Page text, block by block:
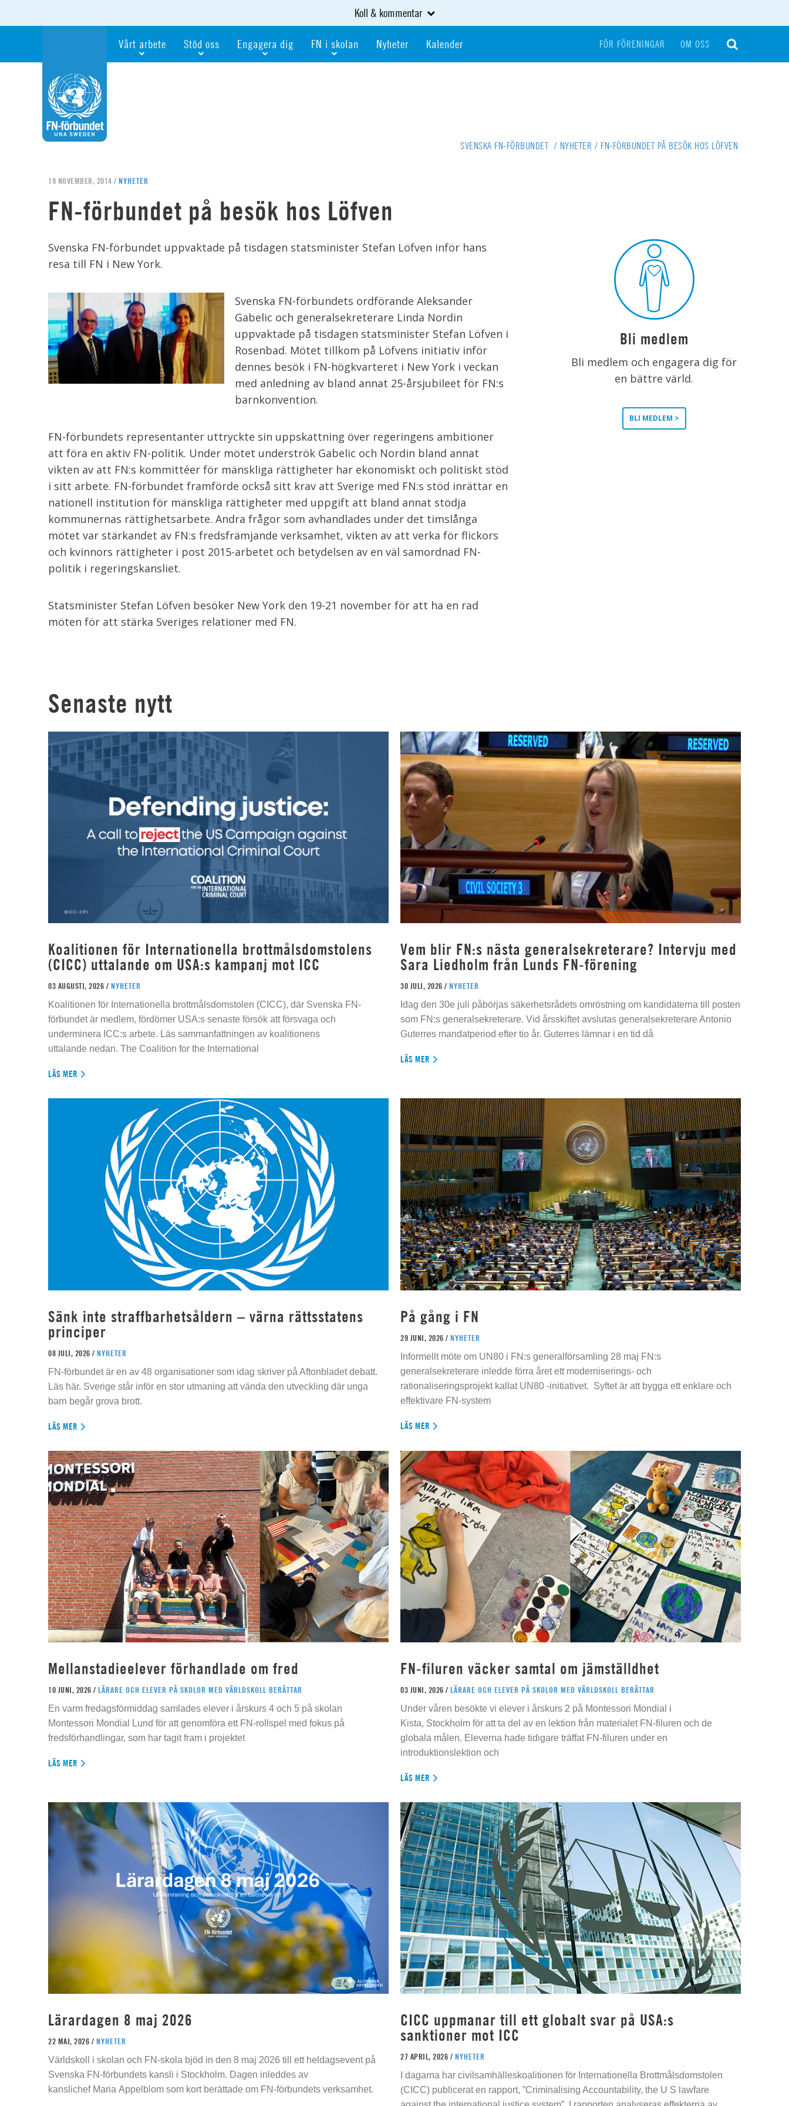
Koll & kommentar
Vårt arbete Stöd oss Engagera dig FN i skolan Nyheter Kalender FÖR FÖRENINGAR OM OSS
SVENSKA FN-FÖRBUNDET / NYHETER / FN-FÖRBUNDET PÅ BESÖK HOS LÖFVEN
19 NOVEMBER, 2014 / NYHETER
FN-förbundet på besök hos Löfven
Svenska FN-förbundet uppvaktade på tisdagen statsminister Stefan Löfven inför hans
resa till FN i New York.
Svenska FN-förbundets ordförande Aleksander
Gabelic och generalsekreterare Linda Nordin
uppvaktade på tisdagen statsminister Stefan Löfven i
Rosenbad. Mötet tillkom på Löfvens initiativ inför
dennes besök i FN-högkvarteret i New York i veckan
med anledning av bland annat 25-årsjubileet för FN:s
barnkonvention.
FN-förbundets representanter uttryckte sin uppskattning över regeringens ambitioner
att föra en aktiv FN-politik. Under mötet underströk Gabelic och Nordin bland annat
vikten av att FN:s kommittéer för mänskliga rättigheter har ekonomiskt och politiskt stöd
i sitt arbete. FN-förbundet framförde också sitt krav att Sverige med FN:s stöd inrättar en
nationell institution för mänskliga rättigheter med uppgift att bland annat stödja
kommunernas rättighetsarbete. Andra frågor som avhandlades under det timslånga
mötet var stärkandet av FN:s fredsfrämjande verksamhet, vikten av att verka för flickors
och kvinnors rättigheter i post 2015-arbetet och betydelsen av en väl samordnad FN-
politik i regeringskansliet.
Statsminister Stefan Löfven besöker New York den 19-21 november för att ha en rad
möten för att stärka Sveriges relationer med FN.
Bli medlem
Bli medlem och engagera dig för
en bättre värld.
BLI MEDLEM >
Senaste nytt
Koalitionen för Internationella brottmålsdomstolens
(CICC) uttalande om USA:s kampanj mot ICC
03 AUGUSTI, 2026 / NYHETER
Koalitionen för Internationella brottmålsdomstolen (CICC), där Svenska FN-
förbundet är medlem, fördömer USA:s senaste försök att försvaga och
underminera ICC:s arbete. Läs sammanfattningen av koalitionens
uttalande nedan. The Coalition for the International
LÄS MER
Vem blir FN:s nästa generalsekreterare? Intervju med
Sara Liedholm från Lunds FN-förening
30 JULI, 2026 / NYHETER
Idag den 30e juli påbörjas säkerhetsrådets omröstning om kandidaterna till posten
som FN:s generalsekreterare. Vid årsskiftet avslutas generalsekreterare Antonio
Guterres mandatperiod efter tio år. Guterres lämnar i en tid då
LÄS MER
Sänk inte straffbarhetsåldern – värna rättsstatens
principer
08 JULI, 2026 / NYHETER
FN-förbundet är en av 48 organisationer som idag skriver på Aftonbladet debatt.
Läs här. Sverige står inför en stor utmaning att vända den utveckling där unga
barn begår grova brott.
LÄS MER
På gång i FN
29 JUNI, 2026 / NYHETER
Informellt möte om UN80 i FN:s generalförsamling 28 maj FN:s
generalsekreterare inledde förra året ett moderniserings- och
rationaliseringsprojekt kallat UN80 -initiativet. Syftet är att bygga ett enklare och
effektivare FN-system
LÄS MER
Mellanstadieelever förhandlade om fred
10 JUNI, 2026 / LÄRARE OCH ELEVER PÅ SKOLOR MED VÄRLDSKOLL BERÄTTAR
En varm fredagsförmiddag samlades elever i årskurs 4 och 5 på skolan
Montessori Mondial Lund för att genomföra ett FN-rollspel med fokus på
fredsförhandlingar, som har tagit fram i projektet
LÄS MER
FN-filuren väcker samtal om jämställdhet
03 JUNI, 2026 / LÄRARE OCH ELEVER PÅ SKOLOR MED VÄRLDSKOLL BERÄTTAR
Under våren besökte vi elever i årskurs 2 på Montessori Mondial i
Kista, Stockholm för att ta del av en lektion från materialet FN-filuren och de
globala målen. Eleverna hade tidigare träffat FN-filuren under en
introduktionslektion och
LÄS MER
Lärardagen 8 maj 2026
22 MAJ, 2026 / NYHETER
Världskoll i skolan och FN-skola bjöd in den 8 maj 2026 till ett heldagsevent på
Svenska FN-förbundets kansli i Stockholm. Dagen inleddes av
kanslichef Maria Appelblom som kort berättade om FN-förbundets verksamhet.
CICC uppmanar till ett globalt svar på USA:s
sanktioner mot ICC
27 APRIL, 2026 / NYHETER
I dagarna har civilsamhälleskoalitionen för Internationella Brottmålsdomstolen
(CICC) publicerat en rapport, ”Criminalising Accountability, the U S lawfare